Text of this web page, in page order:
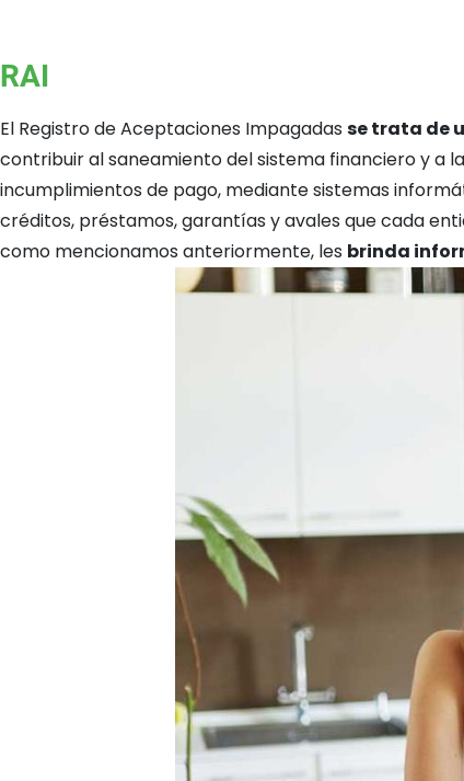
RAI
El Registro de Aceptaciones Impagadas se trata de
contribuir al saneamiento del sistema financiero y a
incumplimientos de pago, mediante sistemas
créditos, préstamos, garantías y avales que cada
como mencionamos anteriormente, les brinda